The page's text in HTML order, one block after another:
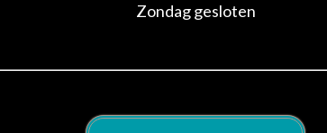
Zondag gesloten